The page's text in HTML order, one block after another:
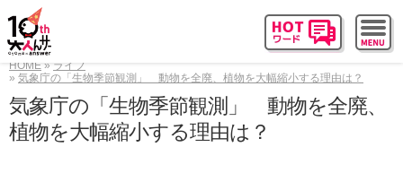
HOME
ライフ
気象庁の「生物季節観測」 動物を全廃、植物を大幅縮小する理由は？
気象庁の「生物季節観測」 動物を全廃、
植物を大幅縮小する理由は？